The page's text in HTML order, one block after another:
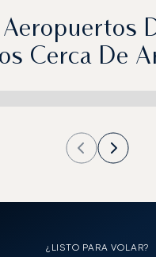
Cerca De
¿LISTO PARA VOLAR?